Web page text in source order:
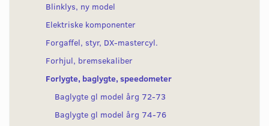
Blinklys, ny model
Elektriske komponenter
Forgaffel, styr, DX-mastercyl.
Forhjul, bremsekaliber
Forlygte, baglygte, speedometer
Baglygte gl model årg 72-73
Baglygte gl model årg 74-76